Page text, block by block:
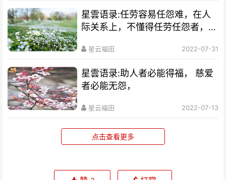
星雲语录:任劳容易任怨难，在人
际关系上，不懂得任劳任怨者，不
星云福田 2022-07-31
星雲语录:助人者必能得福， 慈爱
者必能无怨，
星云福田 2022-07-13
点击查看更多